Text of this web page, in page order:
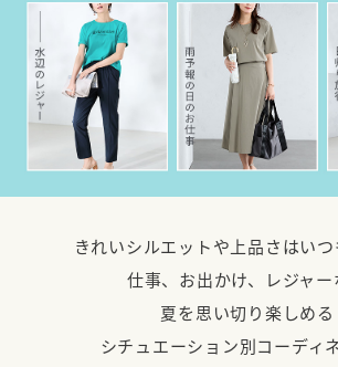
きれいシルエットや上品さはいつ
仕事、お出かけ、レジャー
夏を思い切り楽しめる
シチュエーション別コーディ